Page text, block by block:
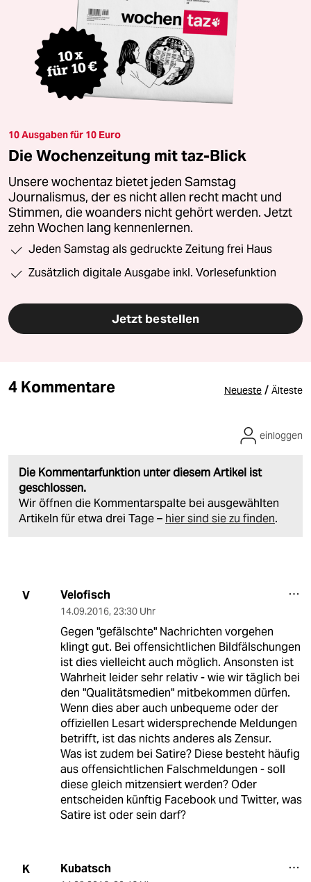
10 Ausgaben für 10 Euro
Die Wochenzeitung mit taz-Blick
Unsere wochentaz bietet jeden Samstag
Journalismus, der es nicht allen recht macht und
Stimmen, die woanders nicht gehört werden. Jetzt
zehn Wochen lang kennenlernen.
Jeden Samstag als gedruckte Zeitung frei Haus
Zusätzlich digitale Ausgabe inkl. Vorlesefunktion
Jetzt bestellen
4 Kommentare Neueste / Älteste
Die Kommentarfunktion unter diesem Artikel ist
geschlossen.
Wir öffnen die Kommentarspalte bei ausgewählten
Artikeln für etwa drei Tage – hier sind sie zu finden.
einloggen
V Velofisch
14.09.2016, 23:30 Uhr
Gegen "gefälschte" Nachrichten vorgehen
klingt gut. Bei offensichtlichen Bildfälschungen
ist dies vielleicht auch möglich. Ansonsten ist
Wahrheit leider sehr relativ - wie wir täglich bei
den "Qualitätsmedien" mitbekommen dürfen.
Wenn dies aber auch unbequeme oder der
offiziellen Lesart widersprechende Meldungen
betrifft, ist das nichts anderes als Zensur.
Was ist zudem bei Satire? Diese besteht häufig
aus offensichtlichen Falschmeldungen - soll
diese gleich mitzensiert werden? Oder
entscheiden künftig Facebook und Twitter, was
Satire ist oder sein darf?
K Kubatsch